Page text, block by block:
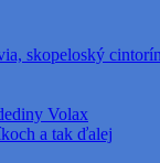
skopeloský cintorín
Volax
a tak ďalej